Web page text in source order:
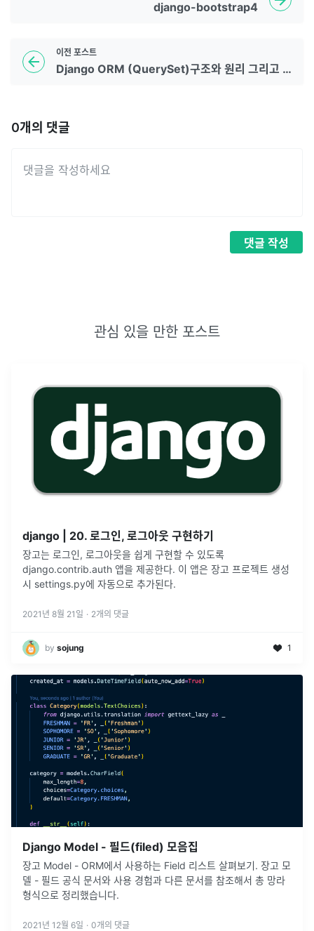
이전 포스트
Django ORM (QuerySet)구조와 원리 그리고 최적화전략 - PyCon Korea 2020 발표 정리
django-bootstrap4
0개의 댓글
댓글 작성
관심 있을 만한 포스트
django | 20. 로그인, 로그아웃 구현하기
장고는 로그인, 로그아웃을 쉽게 구현할 수 있도록
django.contrib.auth 앱을 제공한다. 이 앱은 장고 프로젝트 생성
시 settings.py에 자동으로 추가된다.
2021년 8월 21일 · 2개의 댓글
by sojung 1
Django Model - 필드(filed) 모음집
장고 Model - ORM에서 사용하는 Field 리스트 살펴보기. 장고 모
델 - 필드 공식 문서와 사용 경험과 다른 문서를 참조해서 총 망라
형식으로 정리했습니다.
2021년 12월 6일 · 0개의 댓글